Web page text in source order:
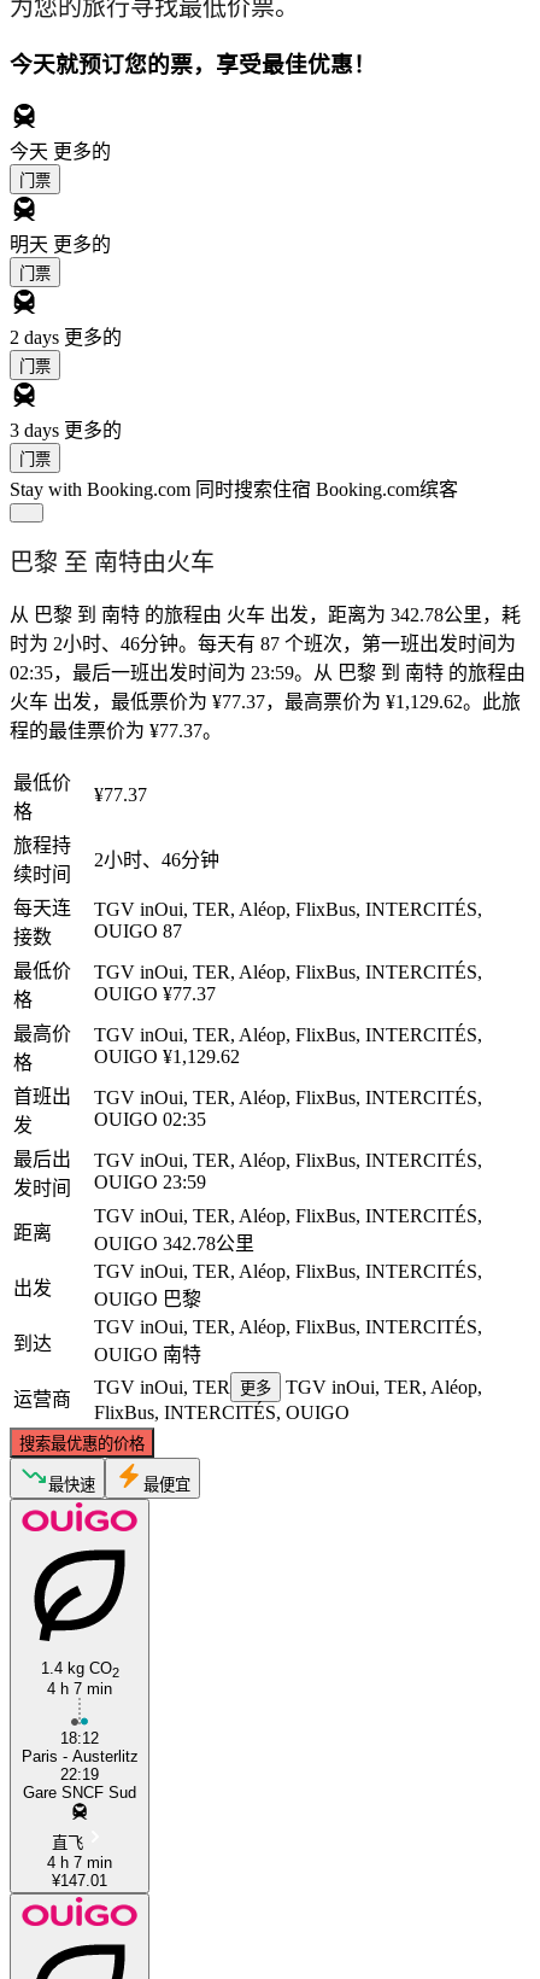
为您的旅行寻找最低价票。
今天就预订您的票，享受最佳优惠！
今天 更多的
门票
明天 更多的
门票
2 days 更多的
门票
3 days 更多的
门票
Stay with Booking.com 同时搜索住宿 Booking.com缤客
巴黎 至 南特由火车
从 巴黎 到 南特 的旅程由 火车 出发，距离为 342.78公里，耗
时为 2小时、46分钟。每天有 87 个班次，第一班出发时间为
02:35，最后一班出发时间为 23:59。从 巴黎 到 南特 的旅程由
火车 出发，最低票价为 ¥77.37，最高票价为 ¥1,129.62。此旅
程的最佳票价为 ¥77.37。
最低价
格
¥77.37
旅程持
续时间
2小时、46分钟
每天连
接数
TGV inOui, TER, Aléop, FlixBus, INTERCITÉS,
OUIGO 87
最低价
格
TGV inOui, TER, Aléop, FlixBus, INTERCITÉS,
OUIGO ¥77.37
最高价
格
TGV inOui, TER, Aléop, FlixBus, INTERCITÉS,
OUIGO ¥1,129.62
首班出
发
TGV inOui, TER, Aléop, FlixBus, INTERCITÉS,
OUIGO 02:35
最后出
发时间
TGV inOui, TER, Aléop, FlixBus, INTERCITÉS,
OUIGO 23:59
距离
TGV inOui, TER, Aléop, FlixBus, INTERCITÉS,
OUIGO 342.78公里
出发
TGV inOui, TER, Aléop, FlixBus, INTERCITÉS,
OUIGO 巴黎
到达
TGV inOui, TER, Aléop, FlixBus, INTERCITÉS,
OUIGO 南特
运营商
TGV inOui, TER 更多
TGV inOui, TER, Aléop,
FlixBus, INTERCITÉS, OUIGO
搜索最优惠的价格
最快速 最便宜
1.4 kg CO2
4 h 7 min
18:12
Paris - Austerlitz
22:19
Gare SNCF Sud
直飞
4 h 7 min
¥147.01